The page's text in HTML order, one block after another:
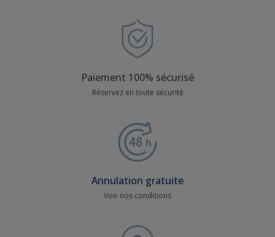
Paiement 100% sécurisé
Réservez en toute sécurité
Annulation gratuite
Voir nos conditions